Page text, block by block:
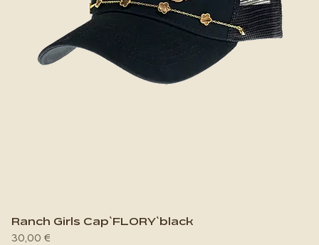
Ranch Girls Cap`FLORY`black
Preis
30,00 €